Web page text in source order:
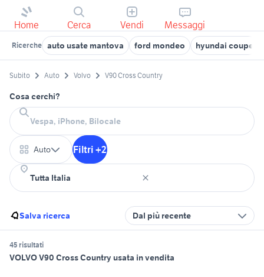
Home Cerca Vendi Messaggi
Ricerche auto usate mantova ford mondeo hyundai coupe
Subito Auto Volvo V90 Cross Country
Cosa cerchi?
Auto Filtri +2
Salva ricerca Dal più recente
45 risultati
VOLVO V90 Cross Country usata in vendita